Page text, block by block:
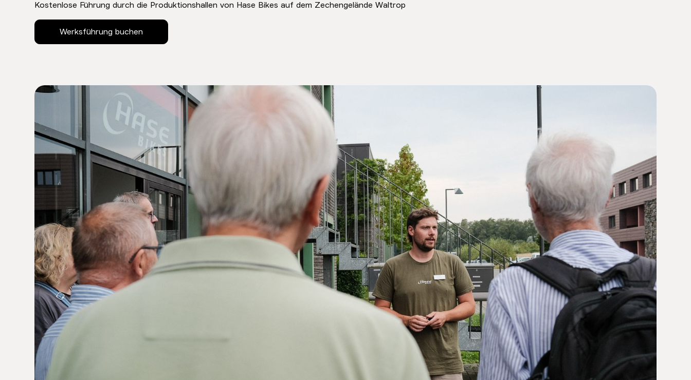
Kostenlose Führung durch die Produktionshallen von Hase Bikes auf dem Zechengelände Waltrop
Werksführung buchen